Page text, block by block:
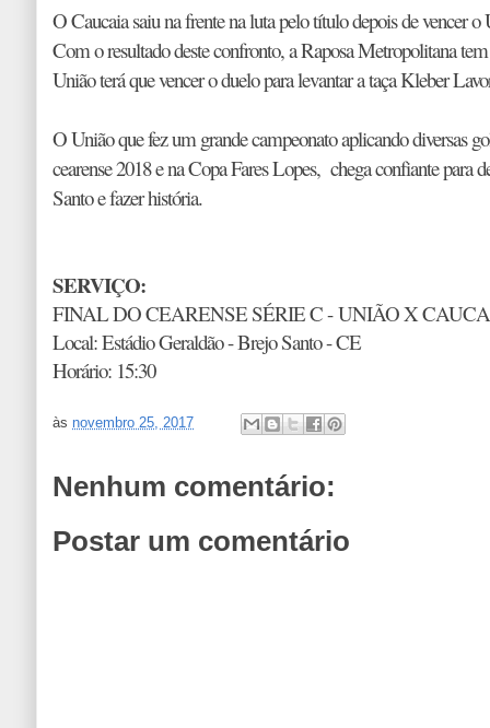
O Caucaia saiu na frente na luta pelo título depois de vencer
Com o resultado deste confronto, a Raposa Metropolitana
União terá que vencer o duelo para levantar a taça Kleber
O União que fez um grande campeonato aplicando diversas
cearense 2018 e na Copa Fares Lopes, chega confiante para
Santo e fazer história.
SERVIÇO:
FINAL DO CEARENSE SÉRIE C -UNIÃO X
Local: Estádio Geraldão - Brejo Santo - CE
Horário: 15:30
às novembro 25, 2017
Nenhum comentário:
Postar um comentário